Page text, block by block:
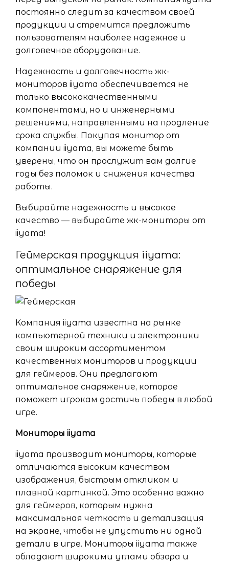
постоянно следит за качеством своей
продукции и стремится предложить
пользователям наиболее надежное и
долговечное оборудование.
Надежность и долговечность жк-
мониторов iiyama обеспечивается не
только высококачественными
компонентами, но и инженерными
решениями, направленными на продление
срока службы. Покупая монитор от
компании iiyama, вы можете быть
уверены, что он прослужит вам долгие
годы без поломок и снижения качества
работы.
Выбирайте надежность и высокое
качество — выбирайте жк-мониторы от
iiyama!
Геймерская продукция iiyama:
оптимальное снаряжение для
победы
Компания iiyama известна на рынке
компьютерной техники и электроники
своим широким ассортиментом
качественных мониторов и продукции
для геймеров. Они предлагают
оптимальное снаряжение, которое
поможет игрокам достичь победы в любой
игре.
Мониторы iiyama
iiyama производит мониторы, которые
отличаются высоким качеством
изображения, быстрым откликом и
плавной картинкой. Это особенно важно
для геймеров, которым нужна
максимальная четкость и детализация
на экране, чтобы не упустить ни одной
детали в игре. Мониторы iiyama также
обладают широкими углами обзора и